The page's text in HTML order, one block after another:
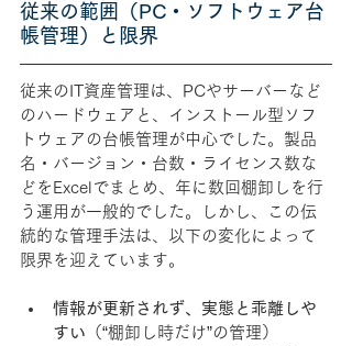
従来の範囲（PC・ソフトウェア台
帳管理）と限界
従来のIT資産管理は、PCやサーバーなど
のハードウェアと、インストール型ソフ
トウェアの台帳管理が中心でした。製品
名・バージョン・台数・ライセンス数な
どをExcelでまとめ、年に数回棚卸しを行
う運用が一般的でした。しかし、この伝
統的な管理手法は、以下の変化によって
限界を迎えています。
情報が更新されず、実態と乖離しや
すい （“棚卸し時だけ”の管理）